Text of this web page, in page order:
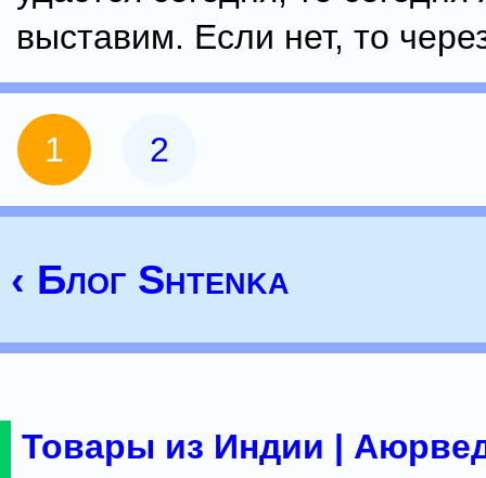
выставим. Если нет, то
1 2
‹ Блог Shtenka
Товары из Индии |